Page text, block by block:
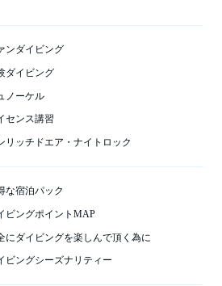
ンダイビング
ダイビング
ノーケル
センス講習
リッチドエア・ナイトロック
な宿泊パック
ビングポイントMAP
にダイビングを楽しんで頂く為に
ビングシーズナリティー